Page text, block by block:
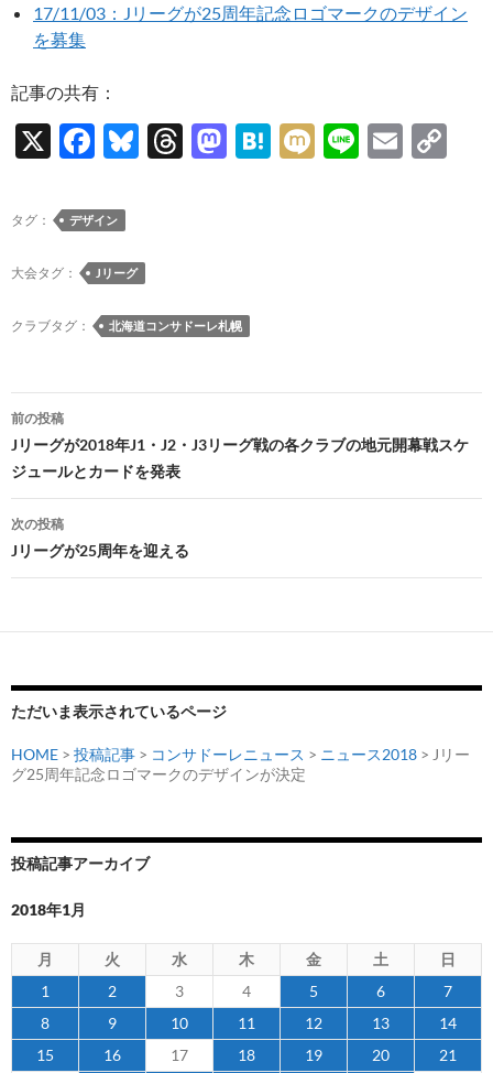
17/11/03：Jリーグが25周年記念ロゴマークのデザイン
を募集
記事の共有：
X
F
e
b
o
o
k
Bl
y
T
M
n
H
M Li
E
タグ： デザイン
大会タグ： Jリーグ
クラブタグ： 北海道コンサドーレ札幌
投
稿
ナ
ビ
ゲ
シ
ョ
ン
前の投稿
Jリーグが2018年J1・J2・J3リーグ戦の各クラブの地元開幕戦スケ
ジュールとカードを発表
次の投稿
Jリーグが25周年を迎える
ただいま表示されているページ
HOME > 投稿記事 > コンサドーレニュース > ニュース2018 > Jリー
グ25周年記念ロゴマークのデザインが決定
投稿記事アーカイブ
2018年1月
月 火 水 木 金 土
日
1
2 3 4 5 6
7
8
9 10 11 12 13
14
15
16 17 18 19 20 21